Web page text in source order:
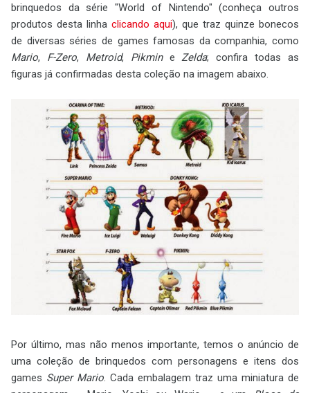
brinquedos da série "World of Nintendo" (conheça outros
produtos desta linha clicando aqui), que traz quinze bonecos
de diversas séries de games famosas da companhia, como
Mario, F-Zero, Metroid, PikmineZelda; confira todas as
figuras já confirmadas desta coleção na imagem abaixo.
Por último, mas não menos importante, temos o anúncio de
uma coleção de brinquedos com personagens e itens dos
games Super Mario . Cada embalagem traz uma miniatura de